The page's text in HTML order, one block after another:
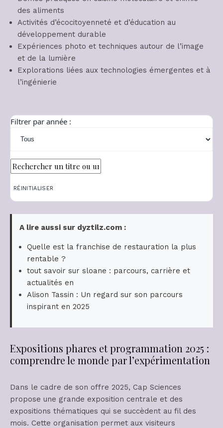
des aliments
Activités d’écocitoyenneté et d’éducation au
développement durable
Expériences photo et techniques autour de l’image
et de la lumière
Explorations liées aux technologies émergentes et à
l’ingénierie
Filtrer par année :
RÉINITIALISER
A lire aussi sur dyztilz.com :
Quelle est la franchise de restauration la plus
rentable ?
tout savoir sur sloane : parcours, carrière et
actualités en
Alison Tassin : Un regard sur son parcours
inspirant en 2025
Expositions phares et programmation 2025 :
comprendre le monde par l’expérimentation
Dans le cadre de son offre 2025, Cap Sciences
propose une grande exposition centrale et des
expositions thématiques qui se succèdent au fil des
mois. Cette organisation permet aux visiteurs